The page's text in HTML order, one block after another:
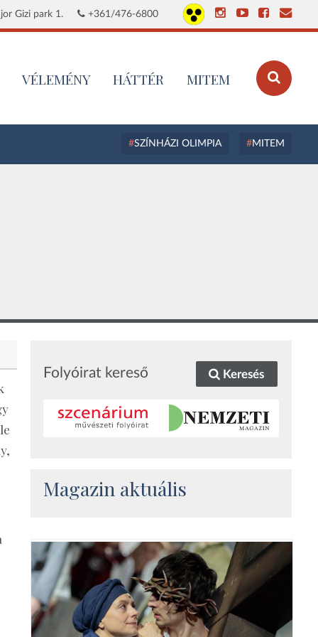
Gizi park 1. +361/476-6800
VÉLEMÉNY HÁTTÉR MITEM
SZÍNHÁZI OLIMPIA MITEM
Folyóirat kereső Keresés
Magazin aktuális